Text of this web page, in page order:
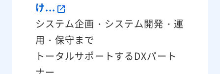
け...
システム企画・システム開発・運
用・保守まで
トータルサポートするDXパート